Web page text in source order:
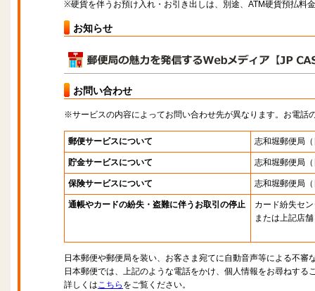
※硬貨を伴うお預け入れ・お引き出しは、別途、ATM硬貨預払料
お知らせ
お問い合わせ
※サービスの内容によってお問い合わせ先が異なります。お電話
郵便サービスについて 志和堀郵便局
貯金サービスについて 志和堀郵便局
保険サービスについて 志和堀郵便局
通帳やカードの紛失・盗難に伴うお取引の停止
カード紛失セ
または上記店舗
日本郵便や郵便局を装い、お客さま宛てに自動音声等による不審
日本郵便では、上記のような電話をかけ、個人情報をお尋ねする
詳しくはこちら をご覧ください。